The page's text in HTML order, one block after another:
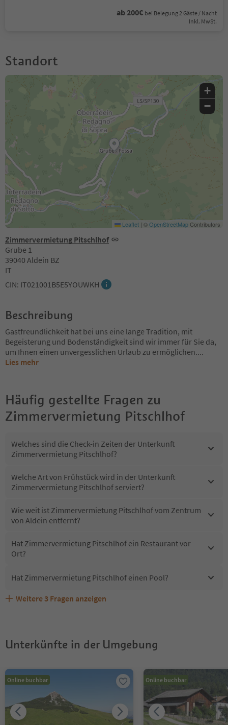
ab 200€ bei Belegung 2 Gäste / Nacht
Inkl. MwSt.
Standort
Zimmervermietung Pitschlhof
Grube 1
39040 Aldein BZ
IT
CIN: IT021001B5E5YOUWKH
+
−
Leaflet | ©OpenStreetMapContributors
Beschreibung
Gastfreundlichkeit hat bei uns eine lange Tradition, mit
Begeisterung und Bodenständigkeit sind wir immer für Sie da,
um Ihnen einen unvergesslichen Urlaub zu ermöglichen....
Lies mehr
Häufig gestellte Fragen zu
Zimmervermietung Pitschlhof
Welches sind die Check-in Zeiten der Unterkunft
Zimmervermietung Pitschlhof?
Welche Art von Frühstück wird in der Unterkunft
Zimmervermietung Pitschlhof serviert?
Wie weit ist Zimmervermietung Pitschlhof vom Zentrum
von Aldein entfernt?
Hat Zimmervermietung Pitschlhof ein Restaurant vor
Ort?
Hat Zimmervermietung Pitschlhof einen Pool?
Sind Haustiere in der Unterkunft Zimmervermietung
Welche Services bietet Zimmervermietung Pitschlhof?
Erhalten die Gäste von Zimmervermietung Pitschlhof
Weitere 3 Fragen anzeigen
Unterkünfte in der Umgebung
Online buchbar Online buchbar